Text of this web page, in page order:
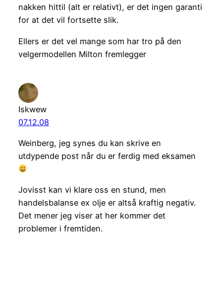
nakken hittil (alt er relativt), er det ingen garanti
for at det vil fortsette slik.
Ellers er det vel mange som har tro på den
velgermodellen Milton fremlegger
Iskwew
07.12.08
Weinberg, jeg synes du kan skrive en
utdypende post når du er ferdig med eksamen
Jovisst kan vi klare oss en stund, men
handelsbalanse ex olje er altså kraftig negativ.
Det mener jeg viser at her kommer det
problemer i fremtiden.